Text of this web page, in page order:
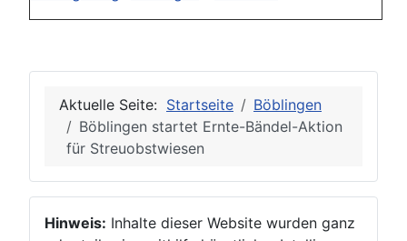
Aktuelle Seite: Startseite
Böblingen
Böblingen startet Ernte-Bändel-Aktion
für Streuobstwiesen
Hinweis: Inhalte dieser Website wurden ganz